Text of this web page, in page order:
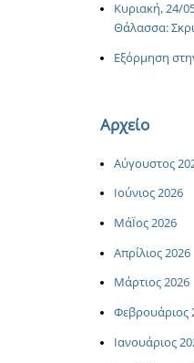
Κυριακή, 24/
Θάλασσα:
Εξόρμηση
Αρχείο
Αύγουστος
Ιούνιος 2026
ΜάΪος 2026
Απρίλιος 2026
Μάρτιος 2026
Φεβρουάριος
Ιανουάριος